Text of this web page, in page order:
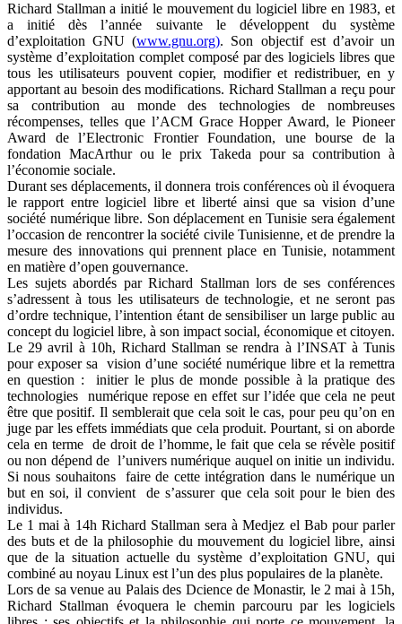
Richard Stallman a initié le mouvement du logiciel libre en 1983, et
a initié dès l’année suivante le développent du système
d’exploitation GNU (www.gnu.org). Son objectif est d’avoir un
système d’exploitation complet composé par des logiciels libres que
tous les utilisateurs pouvent copier, modifier et redistribuer, en y
apportant au besoin des modifications. Richard Stallman a reçu pour
sa contribution au monde des technologies de nombreuses
récompenses, telles que l’ACM Grace Hopper Award, le Pioneer
Award de l’Electronic Frontier Foundation, une bourse de la
fondation MacArthur ou le prix Takeda pour sa contribution à
l’économie sociale.
Durant ses déplacements, il donnera trois conférences où il évoquera
le rapport entre logiciel libre et liberté ainsi que sa vision d’une
société numérique libre. Son déplacement en Tunisie sera également
l’occasion de rencontrer la société civile Tunisienne, et de prendre la
mesure des innovations qui prennent place en Tunisie, notamment
en matière d’open gouvernance.
Les sujets abordés par Richard Stallman lors de ses conférences
s’adressent à tous les utilisateurs de technologie, et ne seront pas
d’ordre technique, l’intention étant de sensibiliser un large public au
concept du logiciel libre, à son impact social, économique et citoyen.
Le 29 avril à 10h, Richard Stallman se rendra à l’INSAT à Tunis
pour exposer sa vision d’une société numérique libre et la remettra
en question : initier le plus de monde possible à la pratique des
technologies numérique repose en effet sur l’idée que cela ne peut
être que positif. Il semblerait que cela soit le cas, pour peu qu’on en
juge par les effets immédiats que cela produit. Pourtant, si on aborde
cela en terme de droit de l’homme, le fait que cela se révèle positif
ou non dépend de l’univers numérique auquel on initie un individu.
Si nous souhaitons faire de cette intégration dans le numérique un
but en soi, il convient de s’assurer que cela soit pour le bien des
individus.
Le 1 mai à 14h Richard Stallman sera à Medjez el Bab pour parler
des buts et de la philosophie du mouvement du logiciel libre, ainsi
que de la situation actuelle du système d’exploitation GNU, qui
combiné au noyau Linux est l’un des plus populaires de la planète.
Lors de sa venue au Palais des Dcience de Monastir, le 2 mai à 15h,
Richard Stallman évoquera le chemin parcouru par les logiciels